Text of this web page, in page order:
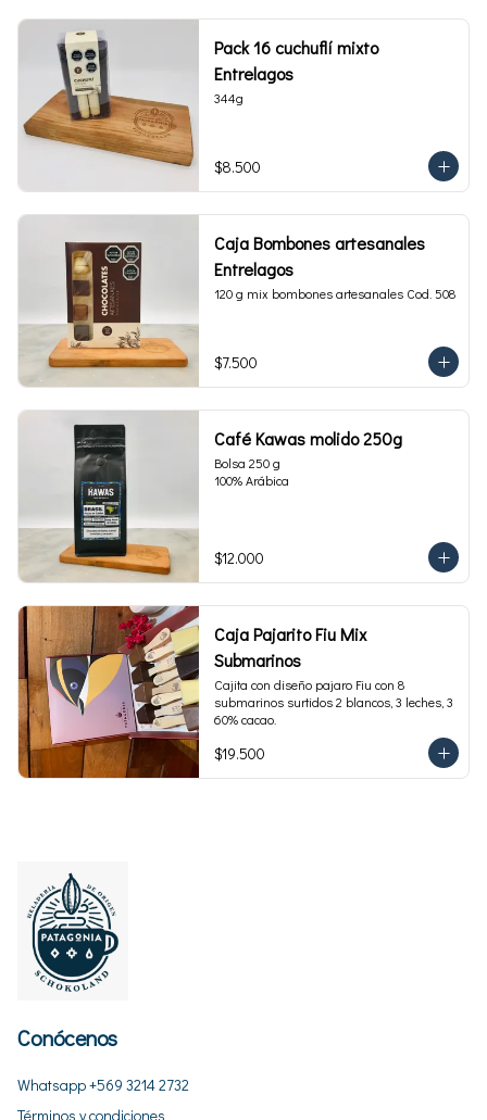
Pack 16 cuchuflí mixto
Entrelagos
344g
$8.500
Caja Bombones artesanales
Entrelagos
120 g mix bombones artesanales Cod. 508
$7.500
Café Kawas molido 250g
Bolsa 250 g
100% Arábica
$12.000
Caja Pajarito Fiu Mix
Submarinos
Cajita con diseño pajaro Fiu con 8
submarinos surtidos 2 blancos, 3 leches, 3
60% cacao.
$19.500
Conócenos
Whatsapp +569 3214 2732
Términos y condiciones